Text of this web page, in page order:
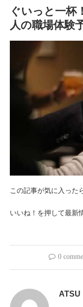
ぐいっと一杯
人の職場体験
この記事が気に入った
いいね！を押して最新
0
ATSU